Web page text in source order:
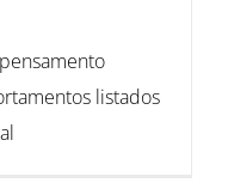
listados